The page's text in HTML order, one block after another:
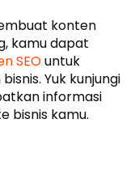
konten
kamu dapat
SEOuntuk
Yuk kunjungi
informasi
bisnis kamu.